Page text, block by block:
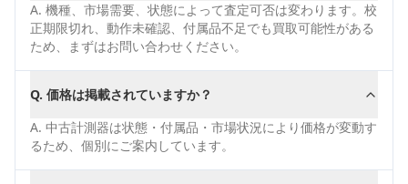
A. 機種、市場需要、状態によって査定可否は変わります。校
正期限切れ、動作未確認、付属品不足でも買取可能性がある
ため、まずはお問い合わせください。
Q. 価格は掲載されていますか？
A. 中古計測器は状態・付属品・市場状況により価格が変動す
るため、個別にご案内しています。